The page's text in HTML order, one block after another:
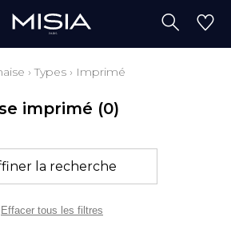
›Types › Imprimé
imprimé (0)
la recherche
Effacer tous les filtres